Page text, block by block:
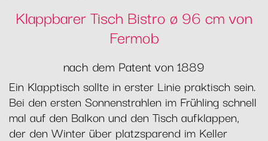
Klappbarer Tisch Bistro ø 96 cm von
Fermob
nach dem Patent von 1889
Ein Klapptisch sollte in erster Linie praktisch sein.
Bei den ersten Sonnenstrahlen im Frühling schnell
mal auf den Balkon und den Tisch aufklappen,
der den Winter über platzsparend im Keller